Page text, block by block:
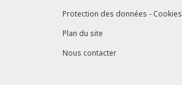
Protection des données - Cookies
Plan du site
Nous contacter